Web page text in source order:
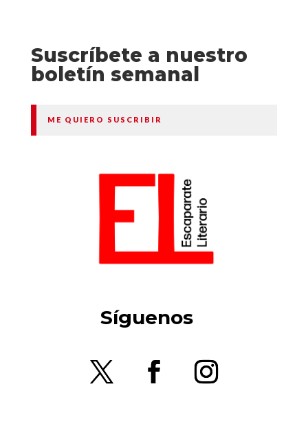
Suscríbete a nuestro
boletín semanal
ME QUIERO SUSCRIBIR
Síguenos